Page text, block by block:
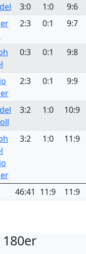
3:0 1:0
9:6
2:3 0:1 9:7
0:3 0:1 9:8
2:3 0:1 9:9
3:2 1:0 10:9
3:2 1:0 11:9
46:41 11:9 11:9